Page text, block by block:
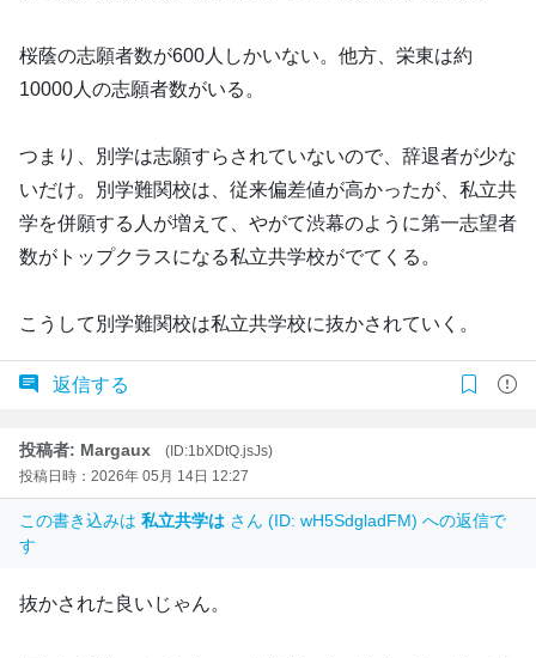
桜蔭の志願者数が600人しかいない。他方、栄東は約
10000人の志願者数がいる。
つまり、別学は志願すらされていないので、辞退者が少な
いだけ。別学難関校は、従来偏差値が高かったが、私立共
学を併願する人が増えて、やがて渋幕のように第一志望者
数がトップクラスになる私立共学校がでてくる。
こうして別学難関校は私立共学校に抜かされていく。
返信する
投稿者: Margaux
(ID:1bXDtQ.jsJs)
投稿日時：2026年 05月 14日 12:27
この書き込みは 私立共学は さん (ID: wH5SdgladFM) への返信で
す
抜かされた良いじゃん。